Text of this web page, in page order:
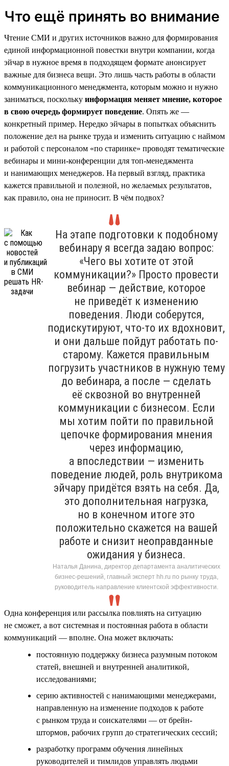
Что ещё принять во внимание
Чтение СМИ и других источников важно для формирования
единой информационной повестки внутри компании, когда
эйчар в нужное время в подходящем формате анонсирует
важные для бизнеса вещи. Это лишь часть работы в области
коммуникационного менеджмента, которым можно и нужно
заниматься, поскольку информация меняет мнение, которое
в свою очередь формирует поведение. Опять же —
конкретный пример. Нередко эйчары в попытках объяснить
положение дел на рынке труда и изменить ситуацию с наймом
и работой с персоналом «по старинке» проводят тематические
вебинары и мини-конференции для топ-менеджмента
и нанимающих менеджеров. На первый взгляд, практика
кажется правильной и полезной, но желаемых результатов,
как правило, она не приносит. В чём подвох?
На этапе подготовки к подобному
вебинару я всегда задаю вопрос:
«Чего вы хотите от этой
коммуникации?» Просто провести
вебинар — действие, которое
не приведёт к изменению
поведения. Люди соберутся,
подискутируют, что-то их вдохновит,
и они дальше пойдут работать по-
старому. Кажется правильным
погрузить участников в нужную тему
до вебинара, а после — сделать
её сквозной во внутренней
коммуникации с бизнесом. Если
мы хотим пойти по правильной
цепочке формирования мнения
через информацию,
а впоследствии — изменить
поведение людей, роль внутрикома
эйчару придётся взять на себя. Да,
это дополнительная нагрузка,
но в конечном итоге это
положительно скажется на вашей
работе и снизит неоправданные
ожидания у бизнеса.
Наталья Данина, директор департамента аналитических
бизнес-решений, главный эксперт hh.ru по рынку труда,
руководитель направление клиентской эффективности.
Одна конференция или рассылка повлиять на ситуацию
не сможет, а вот системная и постоянная работа в области
коммуникаций — вполне. Она может включать:
постоянную поддержку бизнеса разумным потоком
статей, внешней и внутренней аналитикой,
исследованиями;
серию активностей с нанимающими менеджерами,
направленную на изменение подходов к работе
с рынком труда и соискателями — от брейн-
штормов, рабочих групп до стратегических сессий;
разработку программ обучения линейных
руководителей и тимлидов управлять людьми